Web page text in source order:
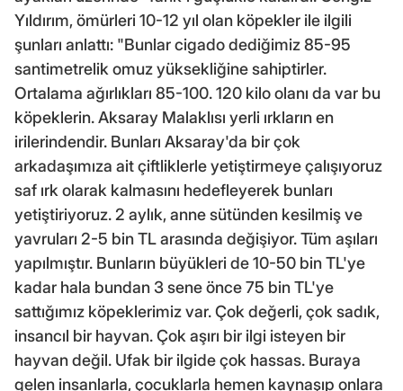
Yıldırım, ömürleri 10-12 yıl olan köpekler ile ilgili
şunları anlattı: "Bunlar cigado dediğimiz 85-95
santimetrelik omuz yüksekliğine sahiptirler.
Ortalama ağırlıkları 85-100. 120 kilo olanı da var bu
köpeklerin. Aksaray Malaklısı yerli ırkların en
irilerindendir. Bunları Aksaray'da bir çok
arkadaşımıza ait çiftliklerle yetiştirmeye çalışıyoruz
saf ırk olarak kalmasını hedefleyerek bunları
yetiştiriyoruz. 2 aylık, anne sütünden kesilmiş ve
yavruları 2-5 bin TL arasında değişiyor. Tüm aşıları
yapılmıştır. Bunların büyükleri de 10-50 bin TL'ye
kadar hala bundan 3 sene önce 75 bin TL'ye
sattığımız köpeklerimiz var. Çok değerli, çok sadık,
insancıl bir hayvan. Çok aşırı bir ilgi isteyen bir
hayvan değil. Ufak bir ilgide çok hassas. Buraya
gelen insanlarla, çocuklarla hemen kaynaşıp onlara